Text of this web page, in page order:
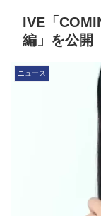
IVE「
編」を公開
ニュース